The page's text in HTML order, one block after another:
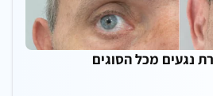
נגעים מכל הסוגים